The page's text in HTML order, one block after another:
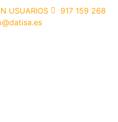
USUARIOS
917 159 268